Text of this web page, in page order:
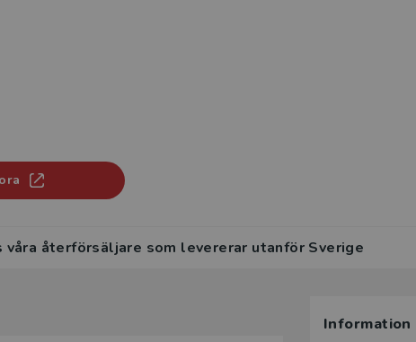
återförsäljare som levererar utanför Sverige
Information